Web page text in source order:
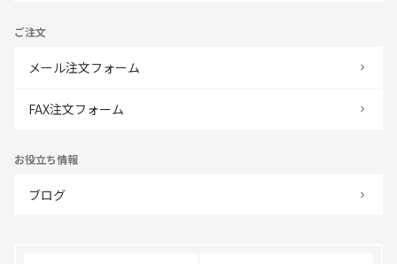
ご注文
メール注文フォーム
FAX注文フォーム
お役立ち情報
ブログ